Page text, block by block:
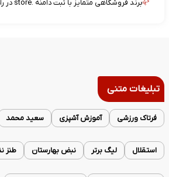
برند فروشگاهی متمایز با ثبت دامنه .store در رادکام
تبلیغات متنی
فرتاک ورزشی آموزش آشپزی سعید محمد
استقلال لیگ برتر نبض بهارستان طنز